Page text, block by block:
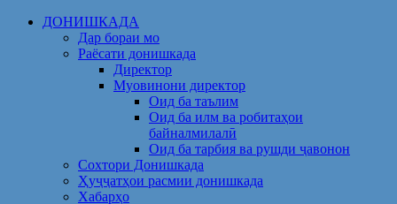
Skip
ДОНИШКАДА
Дар бораи мо
Раёсати донишкада
Директор
Муовинони директор
Оид ба таълим
Оид ба илм ва робитаҳои
байналмилалӣ
Оид ба тарбия ва рушди ҷавонон
Сохтори Донишкада
Ҳуҷҷатҳои расмии донишкада
Хабарҳо